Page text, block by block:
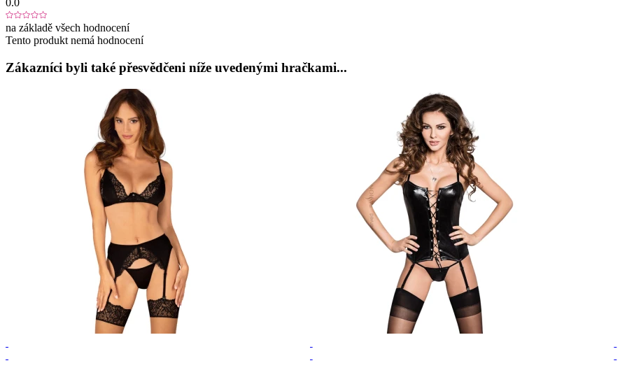
0.0
na základě všech hodnocení
Tento produkt nemá hodnocení
Zákazníci byli také přesvědčeni níže uvedenými hračkami...